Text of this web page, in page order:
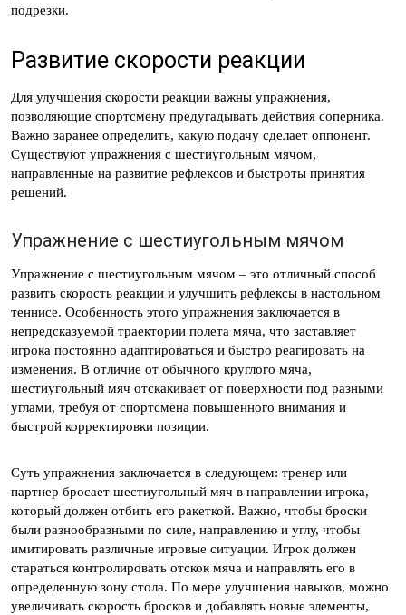
подрезки.
Развитие скорости реакции
Для улучшения скорости реакции важны упражнения,
позволяющие спортсмену предугадывать действия соперника.
Важно заранее определить, какую подачу сделает оппонент.
Существуют упражнения с шестиугольным мячом,
направленные на развитие рефлексов и быстроты принятия
решений.
Упражнение с шестиугольным мячом
Упражнение с шестиугольным мячом – это отличный способ
развить скорость реакции и улучшить рефлексы в настольном
теннисе. Особенность этого упражнения заключается в
непредсказуемой траектории полета мяча, что заставляет
игрока постоянно адаптироваться и быстро реагировать на
изменения. В отличие от обычного круглого мяча,
шестиугольный мяч отскакивает от поверхности под разными
углами, требуя от спортсмена повышенного внимания и
быстрой корректировки позиции.
Суть упражнения заключается в следующем: тренер или
партнер бросает шестиугольный мяч в направлении игрока,
который должен отбить его ракеткой. Важно, чтобы броски
были разнообразными по силе, направлению и углу, чтобы
имитировать различные игровые ситуации. Игрок должен
стараться контролировать отскок мяча и направлять его в
определенную зону стола. По мере улучшения навыков, можно
увеличивать скорость бросков и добавлять новые элементы,